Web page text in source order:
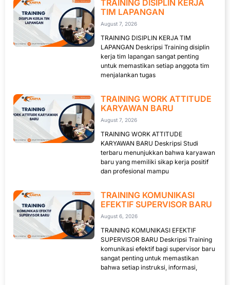
TRAINING DISIPLIN KERJA
TIM LAPANGAN
August 7, 2026
TRAINING DISIPLIN KERJA TIM
LAPANGAN Deskripsi Training disiplin
kerja tim lapangan sangat penting
untuk memastikan setiap anggota tim
menjalankan tugas
TRAINING WORK ATTITUDE
KARYAWAN BARU
August 7, 2026
TRAINING WORK ATTITUDE
KARYAWAN BARU Deskripsi Studi
terbaru menunjukkan bahwa karyawan
baru yang memiliki sikap kerja positif
dan profesional mampu
TRAINING KOMUNIKASI
EFEKTIF SUPERVISOR BARU
August 6, 2026
TRAINING KOMUNIKASI EFEKTIF
SUPERVISOR BARU Deskripsi Training
komunikasi efektif bagi supervisor baru
sangat penting untuk memastikan
bahwa setiap instruksi, informasi,